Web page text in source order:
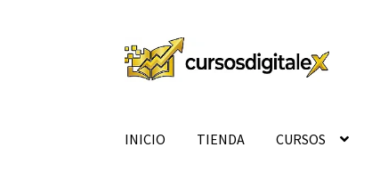
Ir
a
Ir
al
INICIO TIENDA CURSOS